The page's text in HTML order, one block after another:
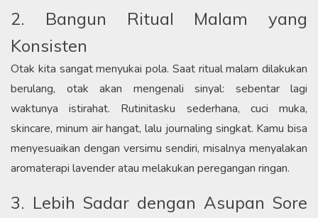
2. Bangun Ritual Malam yang
Konsisten
Otak kita sangat menyukai pola. Saat ritual malam dilakukan
berulang, otak akan mengenali sinyal: sebentar lagi
waktunya istirahat. Rutinitasku sederhana, cuci muka,
skincare, minum air hangat, lalu journaling singkat. Kamu bisa
menyesuaikan dengan versimu sendiri, misalnya menyalakan
aromaterapi lavender atau melakukan peregangan ringan.
3. Lebih Sadar dengan Asupan Sore